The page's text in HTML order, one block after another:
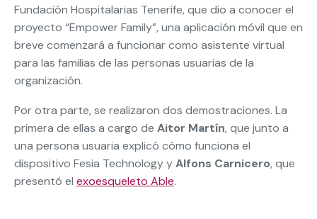
Fundación Hospitalarias Tenerife, que dio a conocer el
proyecto “Empower Family”, una aplicación móvil que en
breve comenzará a funcionar como asistente virtual
para las familias de las personas usuarias de la
organización.
Por otra parte, se realizaron dos demostraciones. La
primera de ellas a cargo de Aitor Martín, que junto a
una persona usuaria explicó cómo funciona el
dispositivo Fesia Technology yAlfons Carnicero, que
presentó el exoesqueleto Able.